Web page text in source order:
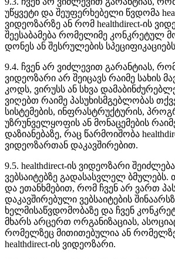
უწყვეტი და შეუფერხებელი წვდომა
ვიდეოზარზე ან რომ healthdirect-ის ვიდ
შეესაბამება რომელიმე კონკრეტულ მ
დონეს ან შესრულების სპეციფიკაციებს
9.4. ჩვენ არ ვიძლევით გარანტიას, რო
ვიდეოზარი არ შეიცავს რაიმე სახის მა
კოდს, ვირუსს ან სხვა დამაბინძურებლ
ვიღებთ რაიმე პასუხისმგებლობას თქვ
სისტემების, ინფრასტრუქტურის, პროგ
უზრუნველყოფის ან მონაცემების რაიმ
დაზიანებაზე, რაც წარმოიშობა
ვიდეოზართან დაკავშირებით.
9.5. healthdirect-ის ვიდეოზარი შეიძლება
ვებსაიტებზე გადასასვლელ ბმულებს.
და ეთანხმებით, რომ ჩვენ არ ვართ პა
დაკავშირებული ვებსაიტების შინაარსზ
ხელმისაწვდომობაზე და ჩვენ კონკრე
მხარს არცერთ ორგანიზაციას, ასოცია
რომელზეც მითითებულია ან რომელზ
healthdirect-ის ვიდეოზარი.